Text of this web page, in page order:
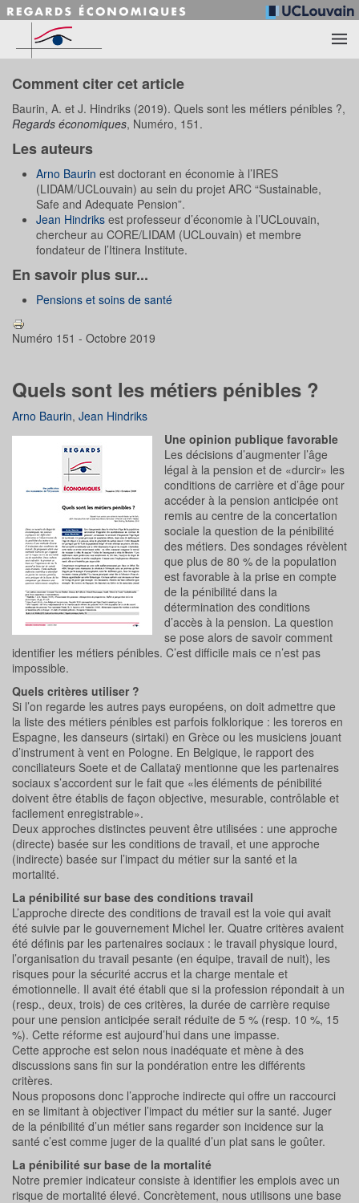
Accéder au contenu principal
Comment citer cet article
Baurin, A. et J. Hindriks (2019). Quels sont les métiers pénibles ?,
Regards économiques, Numéro, 151.
Les auteurs
Arno Baurin est doctorant en économie à l’IRES
(LIDAM/UCLouvain) au sein du projet ARC “Sustainable,
Safe and Adequate Pension”.
Jean Hindriks est professeur d’économie à l’UCLouvain,
chercheur au CORE/LIDAM (UCLouvain) et membre
fondateur de l’Itinera Institute.
En savoir plus sur...
Pensions et soins de santé
Numéro 151 - Octobre 2019
Quels sont les métiers pénibles ?
Arno Baurin, Jean Hindriks
Une opinion publique favorable
Les décisions d’augmenter l’âge
légal à la pension et de «durcir» les
conditions de carrière et d’âge pour
accéder à la pension anticipée ont
remis au centre de la concertation
sociale la question de la pénibilité
des métiers. Des sondages révèlent
que plus de 80 % de la population
est favorable à la prise en compte
de la pénibilité dans la
détermination des conditions
d’accès à la pension. La question
se pose alors de savoir comment
identifier les métiers pénibles. C’est difficile mais ce n’est pas
impossible.
Quels critères utiliser ?
Si l’on regarde les autres pays européens, on doit admettre que
la liste des métiers pénibles est parfois folklorique : les toreros en
Espagne, les danseurs (sirtaki) en Grèce ou les musiciens jouant
d’instrument à vent en Pologne. En Belgique, le rapport des
conciliateurs Soete et de Callataÿ mentionne que les partenaires
sociaux s’accordent sur le fait que «les éléments de pénibilité
doivent être établis de façon objective, mesurable, contrôlable et
facilement enregistrable».
Deux approches distinctes peuvent être utilisées : une approche
(directe) basée sur les conditions de travail, et une approche
(indirecte) basée sur l’impact du métier sur la santé et la
mortalité.
La pénibilité sur base des conditions travail
L’approche directe des conditions de travail est la voie qui avait
été suivie par le gouvernement Michel Ier. Quatre critères avaient
été définis par les partenaires sociaux : le travail physique lourd,
l’organisation du travail pesante (en équipe, travail de nuit), les
risques pour la sécurité accrus et la charge mentale et
émotionnelle. Il avait été établi que si la profession répondait à un
(resp., deux, trois) de ces critères, la durée de carrière requise
pour une pension anticipée serait réduite de 5 % (resp. 10 %, 15
%). Cette réforme est aujourd’hui dans une impasse.
Cette approche est selon nous inadéquate et mène à des
discussions sans fin sur la pondération entre les différents
critères.
Nous proposons donc l’approche indirecte qui offre un raccourci
en se limitant à objectiver l’impact du métier sur la santé. Juger
de la pénibilité d’un métier sans regarder son incidence sur la
santé c’est comme juger de la qualité d’un plat sans le goûter.
La pénibilité sur base de la mortalité
Notre premier indicateur consiste à identifier les emplois avec un
risque de mortalité élevé. Concrètement, nous utilisons une base